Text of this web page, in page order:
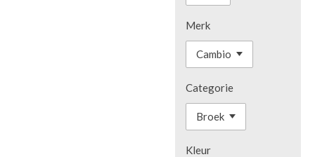
Merk
Categorie
Kleur